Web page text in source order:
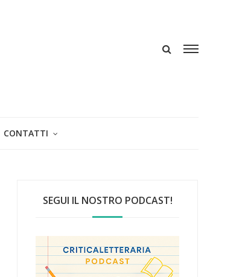
CONTATTI
SEGUI IL NOSTRO PODCAST!